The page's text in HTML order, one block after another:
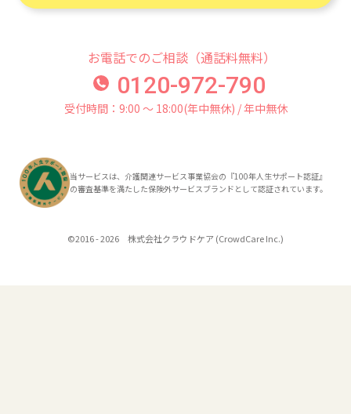
お電話でのご相談（通話料無料）
0120-972-790
受付時間：9:00 〜 18:00(年中無休) / 年中無休
当サービスは、介護関連サービス事業協会の『100年人生サポート認証』
の審査基準を満たした保険外サービスブランドとして認証されています。
©2016 - 2026 株式会社クラウドケア (CrowdCare Inc.)